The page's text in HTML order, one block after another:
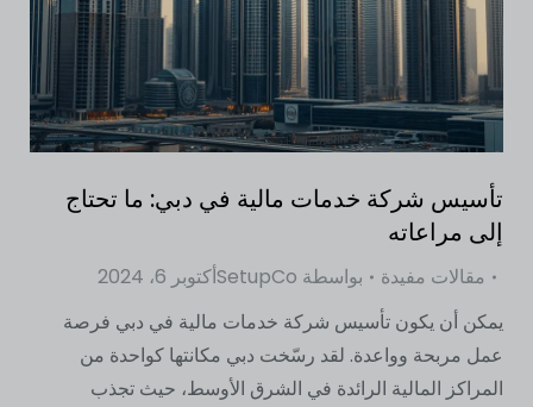
تأسيس شركة خدمات مالية في دبي: ما تحتاج
إلى مراعاته
مقالات مفيدة بواسطة SetupCoأكتوبر 6، 2024
يمكن أن يكون تأسيس شركة خدمات مالية في دبي فرصة
عمل مربحة وواعدة. لقد رسّخت دبي مكانتها كواحدة من
المراكز المالية الرائدة في الشرق الأوسط، حيث تجذب